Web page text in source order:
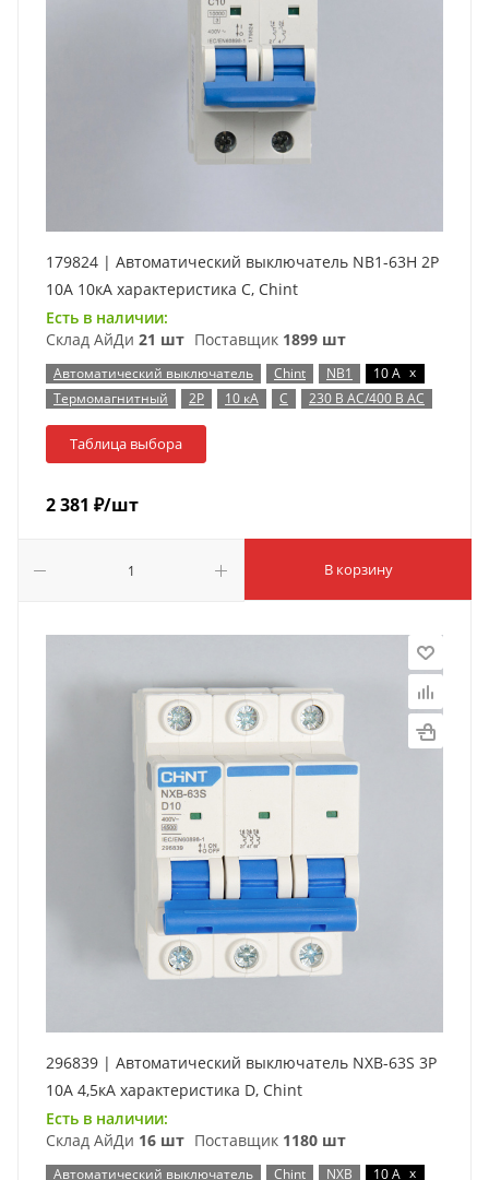
179824 | Автоматический выключатель NB1-63H 2P
10А 10кА характеристика C, Chint
Есть в наличии:
Склад АйДи 21 шт Поставщик 1899 шт
Автоматический выключатель Chint NB1 10 А x
Термомагнитный
2P 10 кА C 230 В AC/400 В AC
Таблица выбора
2 381 ₽/шт
В корзину
296839 | Автоматический выключатель NXB-63S 3P
10А 4,5кА характеристика D, Chint
Есть в наличии:
Склад АйДи 16 шт Поставщик 1180 шт
Автоматический выключатель Chint NXB 10 А x